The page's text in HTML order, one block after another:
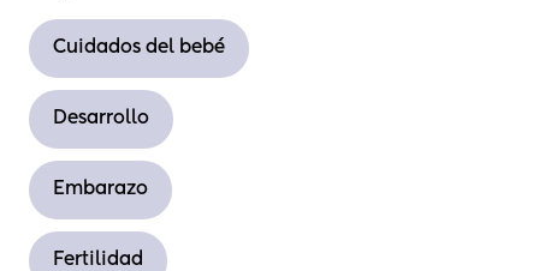
Cuidados del bebé
Desarrollo
Embarazo
Fertilidad